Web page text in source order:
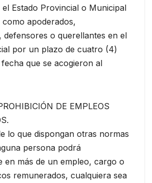
Estado Provincial o Municipal
apoderados,
defensores o querellantes en el
por un plazo de cuatro (4)
que se acogieron al
DE EMPLEOS
lo que dispongan otras normas
persona podrá
en más de un empleo, cargo o
remunerados, cualquiera sea